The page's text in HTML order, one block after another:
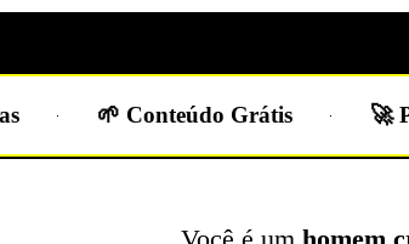
🌱 Conteúdo Grátis 🚀